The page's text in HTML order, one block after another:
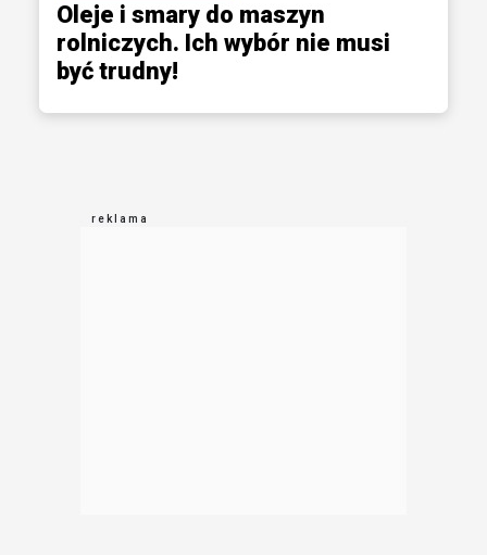
Oleje i smary do maszyn
rolniczych. Ich wybór nie musi
być trudny!